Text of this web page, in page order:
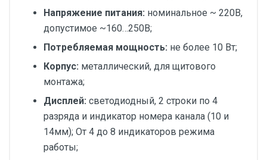
Напряжение питания: номинальное ~ 220В,
допустимое ~160…250В;
Потребляемая мощность: не более 10 Вт;
Корпус: металлический, для щитового
монтажа;
Дисплей: светодиодный, 2 строки по 4
разряда и индикатор номера канала (10 и
14мм); От 4 до 8 индикаторов режима
работы;